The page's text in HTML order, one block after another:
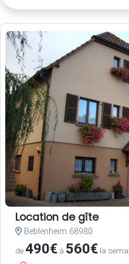
Location de gîte
Beblenheim 68980
de490€ à 560€ la